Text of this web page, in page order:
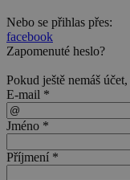
Nebo se přihlas přes:
facebook
Zapomenuté heslo?
Pokud ještě nemáš účet,
E-mail *
Jméno *
Příjmení *